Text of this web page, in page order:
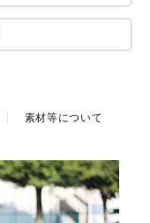
素材等について